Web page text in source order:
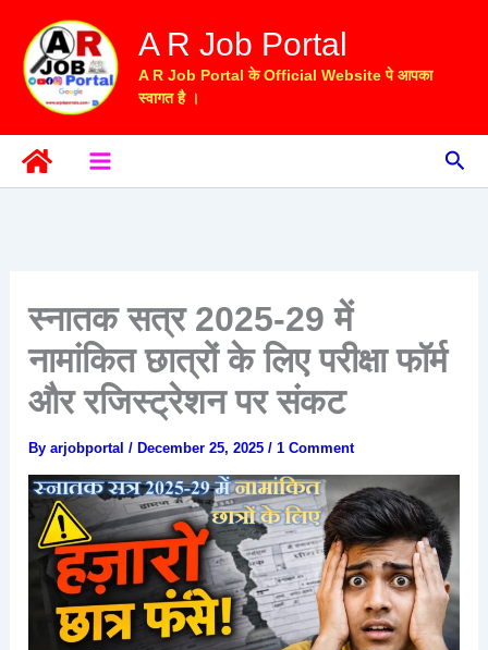
content
A R Job Portal
A R Job Portal के Official Website पे आपका
स्वागत है ।
स्नातक सत्र 2025-29 में
नामांकित छात्रों के लिए परीक्षा फॉर्म
और रजिस्ट्रेशन पर संकट
Byarjobportal/ December 25, 2025/1 Comment